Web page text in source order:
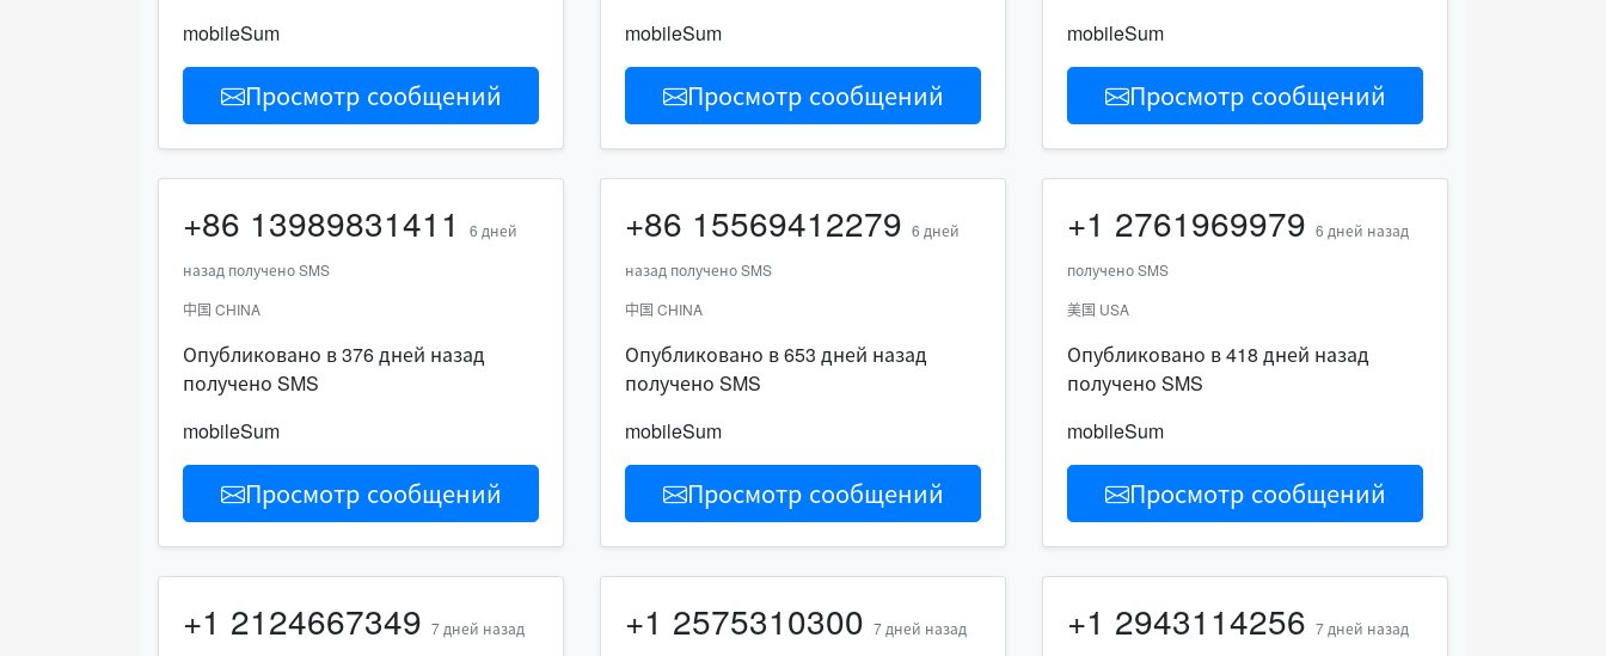
mobileSum
Просмотр сообщений
mobileSum
Просмотр сообщений
mobileSum
Просмотр сообщений
+86 13989831411
6 дней
назад получено SMS
中国 CHINA
Опубликовано в 376 дней назад
получено SMS
mobileSum
Просмотр сообщений
+86 15569412279 6 дней
назад получено SMS
中国 CHINA
Опубликовано в 653 дней назад
получено SMS
mobileSum
Просмотр сообщений
+1 2761969979 6 дней назад
получено SMS
美国 USA
Опубликовано в 418 дней назад
получено SMS
mobileSum
Просмотр сообщений
+1 2124667349 7 дней назад
+1 2575310300 7 дней назад
+1 2943114256 7 дней назад